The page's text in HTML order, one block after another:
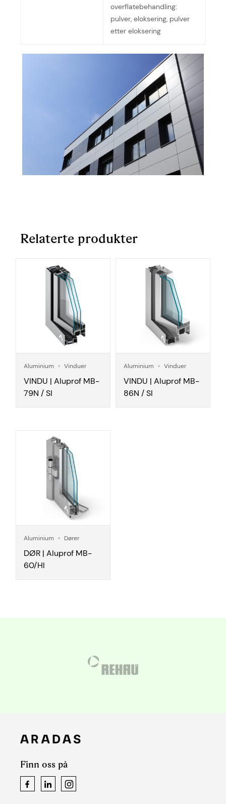
overflatebehandling:
pulver, eloksering, pulver
etter eloksering
Relaterte produkter
Aluminium Vinduer
VINDU | Aluprof MB-
79N / SI
Aluminium Vinduer
VINDU | Aluprof MB-
86N / SI
Aluminium Dører
DØR | Aluprof MB-
60/HI
Finn oss på
FacebookLinkedInInstagram